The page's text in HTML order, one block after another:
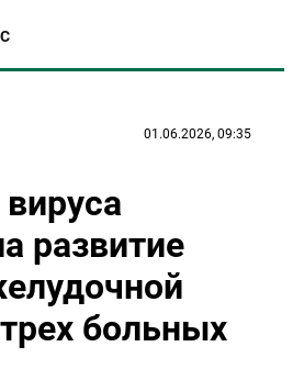
01.06.2026, 09:35
развитие
больных